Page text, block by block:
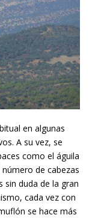
en algunas
A su vez, se
como el águila
de cabezas
sin duda de la gran
cada vez con
se hace más